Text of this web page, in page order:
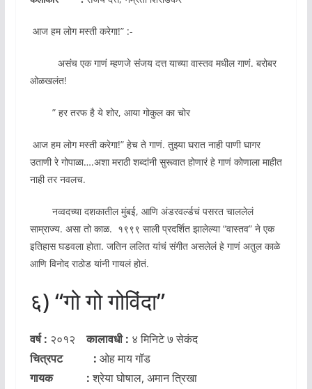
आज हम लोग मस्ती करेगा!” :-
असंच एक गाणं म्हणजे संजय दत्त याच्या वास्तव मधील गाणं. बरोबर
ओळखलंत!
” हर तरफ है ये शोर, आया गोकुल का चोर
आज हम लोग मस्ती करेगा!” हेच ते गाणं. तुझ्या घरात नाही पाणी घागर
उताणी रे गोपाळा….अशा मराठी शब्दांनी सुरूवात होणारं हे गाणं कोणाला माहीत
नाही तर नवलच.
नव्वदच्या दशकातील मुंबई, आणि अंडरवर्ल्डचं पसरत चाललेलं
साम्राज्य. असा तो काळ. १९९९ साली प्रदर्शित झालेल्या “वास्तव” ने एक
इतिहास घडवला होता. जतिन ललित यांचं संगीत असलेलं हे गाणं अतुल काळे
आणि विनोद राठोड यांनी गायलं होतं.
६) “गो गो गोविंदा”
वर्ष : २०१२कालावधी : ४ मिनिटे ७ सेकंद
चित्रपट : ओह माय गॉड
गायक :श्रेया घोषाल, अमान त्रिखा